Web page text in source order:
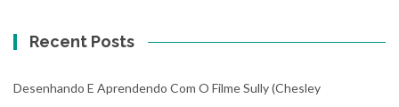
Recent Posts
Desenhando E Aprendendo Com O Filme Sully (Chesley